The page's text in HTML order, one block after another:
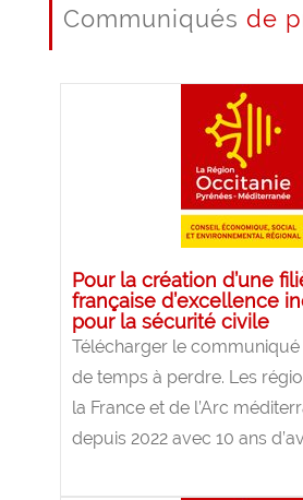
Communiqués de
Pour la création d’une
française d’excellence
pour la sécurité civile
Télécharger le communiqué
de temps à perdre. Les
la France et de l’Arc
depuis 2022 avec 10 ans